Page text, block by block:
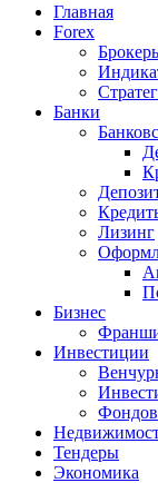
Главная
Forex
Банки
Лизинг
Бизнес
Инвестиции
Тендеры
Экономика